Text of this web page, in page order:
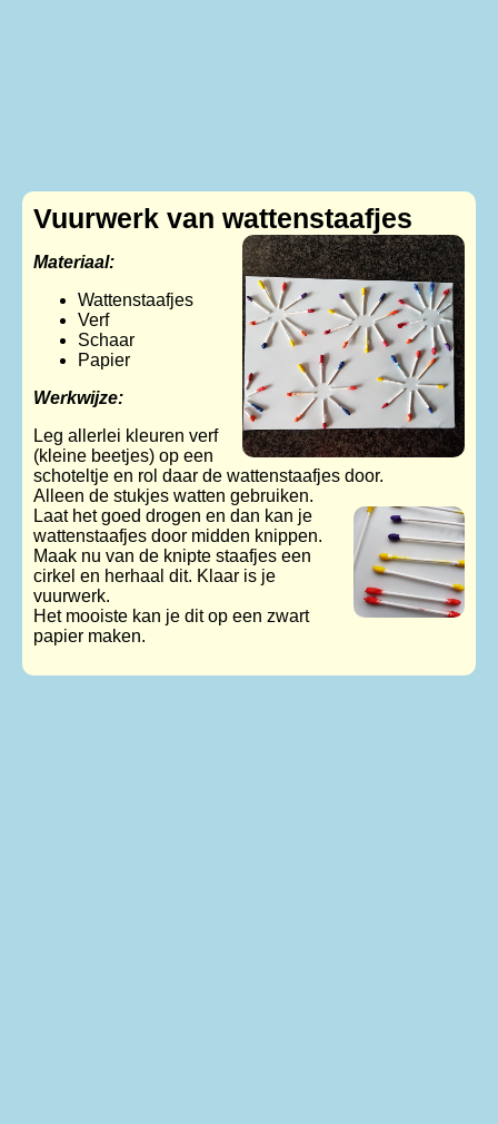
Vuurwerk van wattenstaafjes
Materiaal:
Wattenstaafjes
Verf
Schaar
Papier
Werkwijze:
Leg allerlei kleuren verf
(kleine beetjes) op een
schoteltje en rol daar de wattenstaafjes door.
Alleen de stukjes watten gebruiken.
Laat het goed drogen en dan kan je
wattenstaafjes door midden knippen.
Maak nu van de knipte staafjes een
cirkel en herhaal dit. Klaar is je
vuurwerk.
Het mooiste kan je dit op een zwart
papier maken.